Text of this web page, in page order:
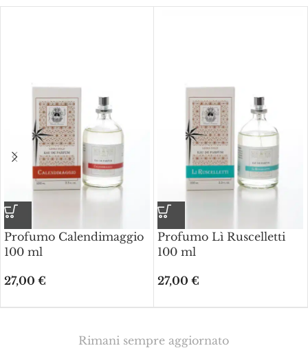
Profumo Calendimaggio
100 ml
27,00 €
Profumo Lì Ruscelletti
100 ml
27,00 €
Rimani sempre aggiornato